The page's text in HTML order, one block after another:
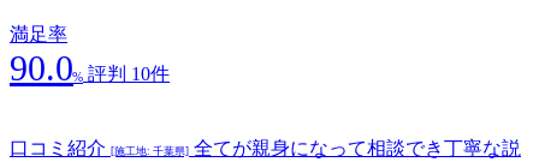
満足率
90.0% 評判 10件
口コミ紹介 [施工地: 千葉県] 全てが親身になって相談でき丁寧な説